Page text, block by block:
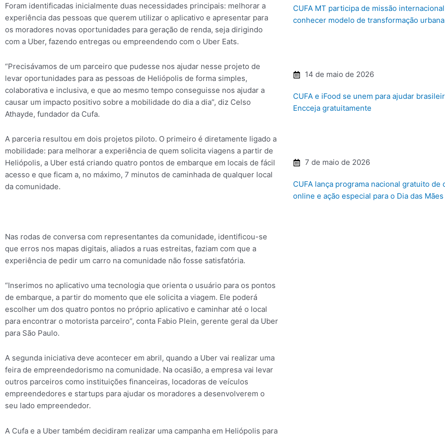
Foram identificadas inicialmente duas necessidades principais: melhorar a
experiência das pessoas que querem utilizar o aplicativo e apresentar para
os moradores novas oportunidades para geração de renda, seja dirigindo
com a Uber, fazendo entregas ou empreendendo com o Uber Eats.
“Precisávamos de um parceiro que pudesse nos ajudar nesse projeto de
levar oportunidades para as pessoas de Heliópolis de forma simples,
colaborativa e inclusiva, e que ao mesmo tempo conseguisse nos ajudar a
causar um impacto positivo sobre a mobilidade do dia a dia”, diz Celso
Athayde, fundador da Cufa.
A parceria resultou em dois projetos piloto. O primeiro é diretamente ligado a
mobilidade: para melhorar a experiência de quem solicita viagens a partir de
Heliópolis, a Uber está criando quatro pontos de embarque em locais de fácil
acesso e que ficam a, no máximo, 7 minutos de caminhada de qualquer local
da comunidade.
Nas rodas de conversa com representantes da comunidade, identificou-se
que erros nos mapas digitais, aliados a ruas estreitas, faziam com que a
experiência de pedir um carro na comunidade não fosse satisfatória.
“Inserimos no aplicativo uma tecnologia que orienta o usuário para os pontos
de embarque, a partir do momento que ele solicita a viagem. Ele poderá
escolher um dos quatro pontos no próprio aplicativo e caminhar até o local
para encontrar o motorista parceiro”, conta Fabio Plein, gerente geral da Uber
para São Paulo.
A segunda iniciativa deve acontecer em abril, quando a Uber vai realizar uma
feira de empreendedorismo na comunidade. Na ocasião, a empresa vai levar
outros parceiros como instituições financeiras, locadoras de veículos
empreendedores e startups para ajudar os moradores a desenvolverem o
seu lado empreendedor.
A Cufa e a Uber também decidiram realizar uma campanha em Heliópolis para
CUFA MT participa de missão
conhecer modelo de transformação
14 de maio de 2026
CUFA e iFood se unem para ajudar
Encceja gratuitamente
7 de maio de 2026
CUFA lança programa nacional gratuito
online e ação especial para o Dia das Mães